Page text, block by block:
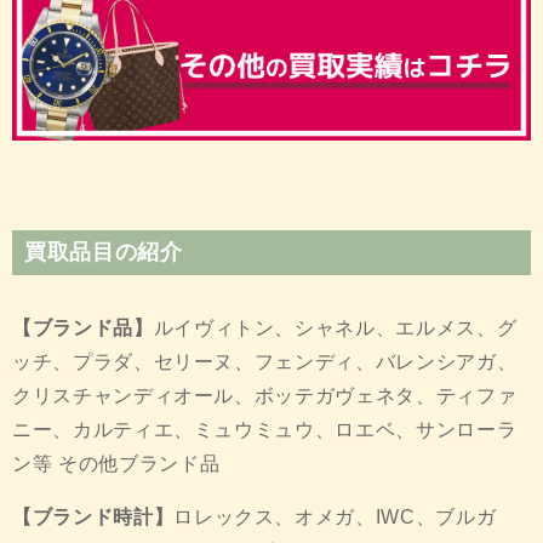
買取品目の紹介
【ブランド品】
ルイヴィトン、シャネル、エルメス、グ
ッチ、プラダ、セリーヌ、フェンディ、バレンシアガ、
クリスチャンディオール、ボッテガヴェネタ、ティファ
ニー、カルティエ、ミュウミュウ、ロエベ、サンローラ
ン等 その他ブランド品
【ブランド時計】
ロレックス、オメガ、IWC、ブルガ